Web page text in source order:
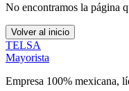
No encontramos la página
Volver al inicio
TELSA
Mayorista
Empresa 100% mexicana,